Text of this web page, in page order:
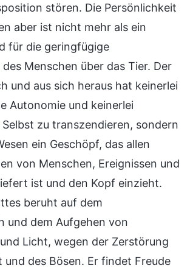
stören. Die Persönlichkeit
aber ist nicht mehr als ein
für die geringfügige
Menschen über das Tier. Der
und aus sich heraus hat keinerlei
Autonomie und keinerlei
zu transzendieren, sondern
ein Geschöpf, das allen
von Menschen, Ereignissen und
ist und den Kopf einzieht.
beruht auf dem
und dem Aufgehen von
Licht, wegen der Zerstörung
und des Bösen. Er findet Freude